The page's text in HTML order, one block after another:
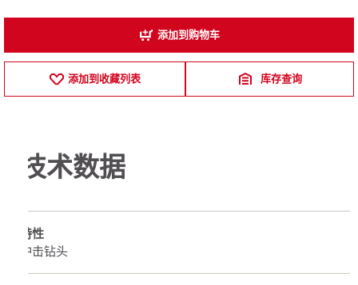
添加到购物车
添加到收藏列表 库存查询
技术数据
特性
冲击钻头